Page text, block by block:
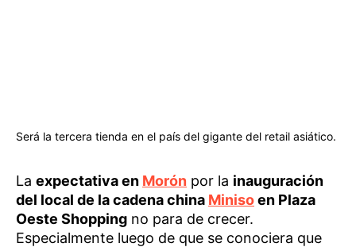
Será la tercera tienda en el país del gigante del retail asiático.
La expectativa en Morón por la inauguración
del local de la cadena china Minisoen Plaza
Oeste Shopping no para de crecer.
Especialmente luego de que se conociera que